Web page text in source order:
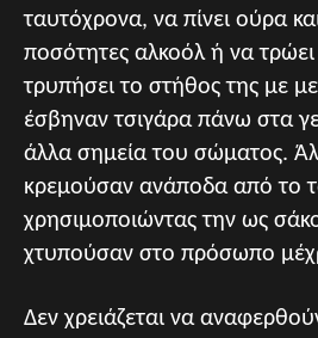
ταυτόχρονα, να πίνει ούρα
ποσότητες αλκοόλ ή να τρώει
τρυπήσει το στήθος της με
έσβηναν τσιγάρα πάνω στα
άλλα σημεία του σώματος.
κρεμούσαν ανάποδα από το
χρησιμοποιώντας την ως
χτυπούσαν στο πρόσωπο
Δεν χρειάζεται να